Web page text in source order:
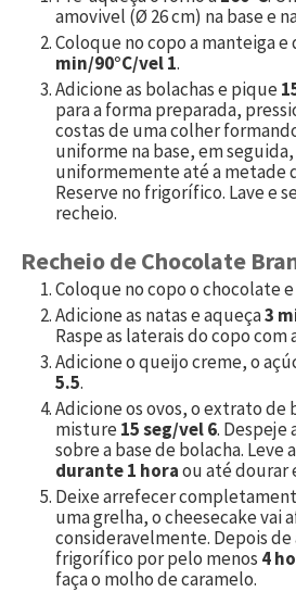
amovivel (Ø 26 cm) na base e
Coloque no copo a manteiga
min/90°C/vel 1.
Adicione as bolachas e pique
para a forma preparada,
costas de uma colher
uniforme na base, em
uniformemente até a metade
Reserve no frigorífico. Lave e
recheio.
Recheio de Chocolate
Coloque no copo o chocolate
Adicione as natas e aqueça3
Raspe as laterais do copo com
Adicione o queijo creme, o
5.5.
Adicione os ovos, o extrato de
misture15 seg/vel 6. Despeje
sobre a base de bolacha. Leve
durante 1 horaou até dourar
Deixe arrefecer
uma grelha, o cheesecake vai
consideravelmente. Depois
frigorífico por pelo menos 4
faça o molho de caramelo.